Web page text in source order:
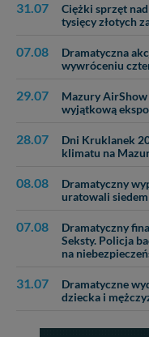
31.07
Ciężki sprzęt
tysięcy złotych
07.08
Dramatyczna
wywróceniu
29.07
Mazury AirShow
wyjątkową
28.07
Dni Kruklanek
klimatu na
08.08
Dramatyczny
uratowali
07.08
Dramatyczny
Seksty. Policja
na
31.07
Dramatyczne
dziecka i
Reklamowa Kreacja
Wiejska 17, 11-500
W każdej chwili
zabronić ich
zawsze jest możliwe
praw w odniesieniu
cookies. Twoja
zrobić za Ciebie.
nowo...